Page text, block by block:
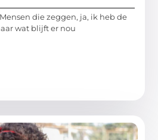
die zeggen, ja, ik heb de
wat blijft er nou